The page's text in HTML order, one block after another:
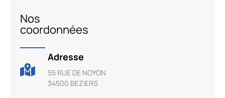
Nos
coordonnées
Adresse
55 RUE DE NOYON
34500 BEZIERS